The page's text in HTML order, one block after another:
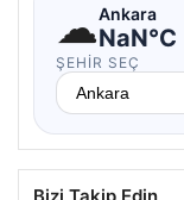
☁Ankara
NaN°C
ŞEHIR SEÇ